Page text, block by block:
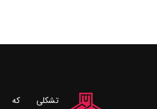
تشکلی که